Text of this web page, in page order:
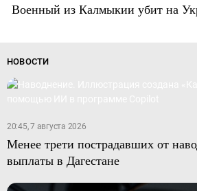
Военный из Калмыкии убит на
НОВОСТИ
20:45, 7 августа 2026
Менее трети пострадавших от
выплаты в Дагестане